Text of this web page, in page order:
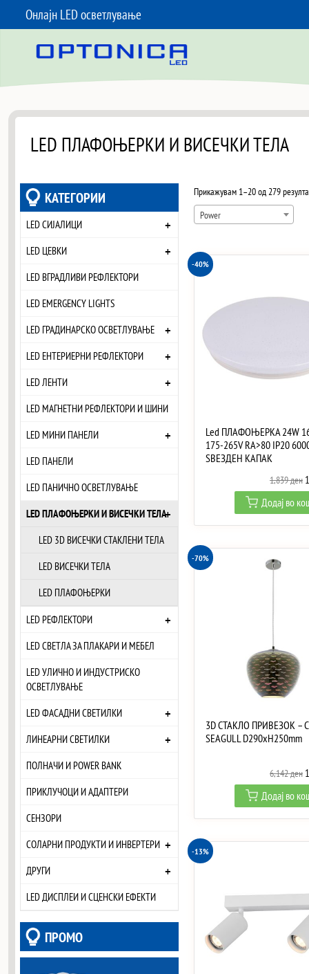
Онлајн LED осветлување
LED ПЛАФОЊЕРКИ И ВИСЕЧКИ ТЕЛА
КАТЕГОРИИ
LED СИЈАЛИЦИ +
LED ЦЕВКИ +
LED ВГРАДЛИВИ РЕФЛЕКТОРИ
LED EMERGENCY LIGHTS
LED ГРАДИНАРСКО ОСВЕТЛУВАЊЕ
+
LED ЕНТЕРИЕРНИ РЕФЛЕКТОРИ +
LED ЛЕНТИ +
LED МАГНЕТНИ РЕФЛЕКТОРИ И ШИНИ
LED МИНИ ПАНЕЛИ
+
LED ПАНЕЛИ
LED ПАНИЧНО ОСВЕТЛУВАЊЕ
LED ПЛАФОЊЕРКИ И ВИСЕЧКИ ТЕЛА
LED 3D ВИСЕЧКИ СТАКЛЕНИ ТЕЛА
LED ВИСЕЧКИ ТЕЛА
LED ПЛАФОЊЕРКИ
+
LED РЕФЛЕКТОРИ +
LED СВЕТЛА ЗА ПЛАКАРИ И МЕБЕЛ
LED УЛИЧНО И ИНДУСТРИСКО
ОСВЕТЛУВАЊЕ
LED ФАСАДНИ СВЕТИЛКИ
+
ЛИНЕАРНИ СВЕТИЛКИ +
ПОЛНАЧИ И POWER BANK
ПРИКЛУЧОЦИ И АДАПТЕРИ
СЕНЗОРИ
СОЛАРНИ ПРОДУКТИ И ИНВЕРТЕРИ +
ДРУГИ +
LED ДИСПЛЕИ И СЦЕНСКИ ЕФЕКТИ
ПРОМО
Прикажувам 1–20 од 279
Power
-40%
Led ПЛАФОЊЕРКА 24W
175-265V RA>80 IP20
ЅВЕЗДЕН КАПАК
1,839ден
Додај во
-70%
3D СТАКЛО ПРИВЕЗОК –
SEAGULL D290xH250mm
6,142ден
Додај во
-13%